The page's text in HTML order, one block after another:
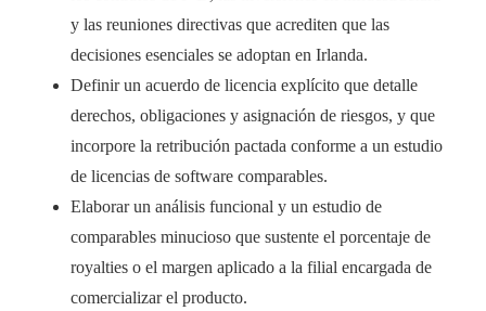
y las reuniones directivas que acrediten que las
decisiones esenciales se adoptan en Irlanda.
Definir un acuerdo de licencia explícito que detalle
derechos, obligaciones y asignación de riesgos, y que
incorpore la retribución pactada conforme a un estudio
de licencias de software comparables.
Elaborar un análisis funcional y un estudio de
comparables minucioso que sustente el porcentaje de
royalties o el margen aplicado a la filial encargada de
comercializar el producto.